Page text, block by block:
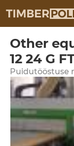
Other
12 24 G
Puidutööstuse